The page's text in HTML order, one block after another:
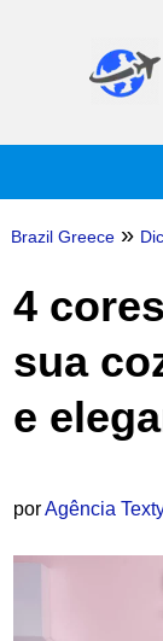
Brazil Greece »
4
sua
e
porAgência